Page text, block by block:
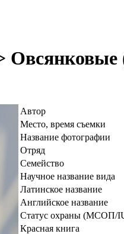
Автор
Место, время съемки
Название фотографии
Отряд
Семейство
Научное название вида
Латинское название
Английское название
Статус охраны (МСОП/
Красная книга